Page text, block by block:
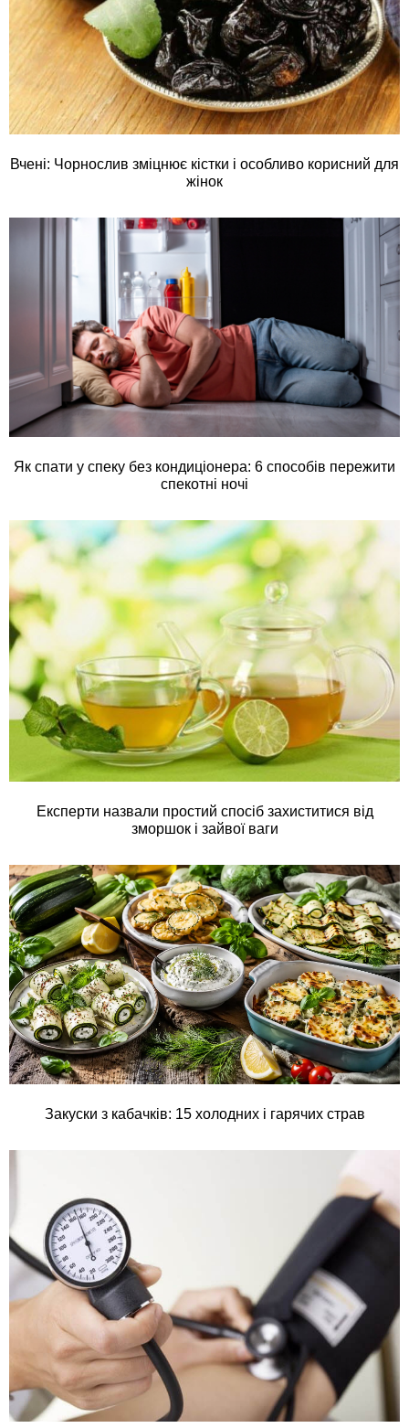
Вчені: Чорнослив зміцнює кістки і особливо корисний для
жінок
Як спати у спеку без кондиціонера: 6 способів пережити
спекотні ночі
Експерти назвали простий спосіб захиститися від
зморшок і зайвої ваги
Закуски з кабачків: 15 холодних і гарячих страв